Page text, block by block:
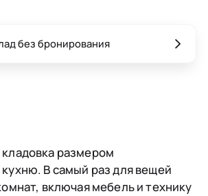
размером
В самый раз для вещей
включая мебель и технику
без бронирования